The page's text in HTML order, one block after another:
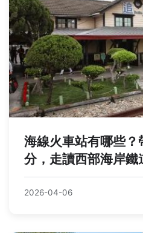
海線火車站有哪些？
分，走讀西部海岸鐵
2026-04-06